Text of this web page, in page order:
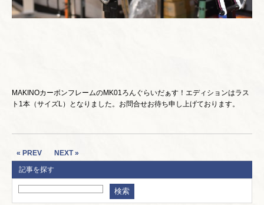
MAKINOカーボンフレームのMK01ろんぐらいだぁす！エディションはラス
ト1本（サイズL）となりました。お問合せお待ち申し上げております。
« PREV
NEXT »
記事を探す